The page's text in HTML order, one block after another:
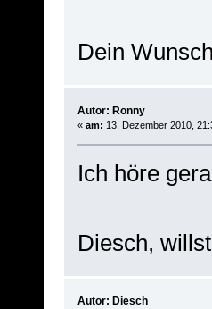
Dein
Autor: Ronny
« am: 13. Dezember 2010,
Ich höre
Diesch,
Autor: Diesch